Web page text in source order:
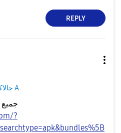
REPLY
جالاكسى A
جميع
?